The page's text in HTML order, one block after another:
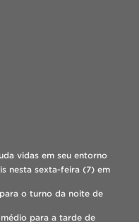
vidas em seu entorno
nesta sexta-feira (7) em
o turno da noite de
para a tarde de